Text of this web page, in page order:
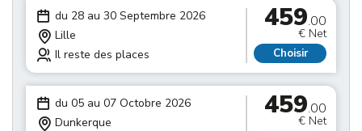
du 28 au 30 Septembre 2026
Lille
Il reste des places
459.00
€ Net
Choisir
du 05 au 07 Octobre 2026
Dunkerque
459.00
€ Net